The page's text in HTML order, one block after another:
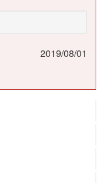
2019/08/01